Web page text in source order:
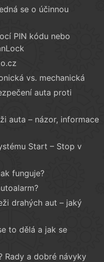
se o účinnou
PIN kódu nebo
vs. mechanická
auta proti
auta – názor, informace
Start – Stop v
funguje?
drahých aut – jaký
to dělá a jak se
Rady a dobré návyky